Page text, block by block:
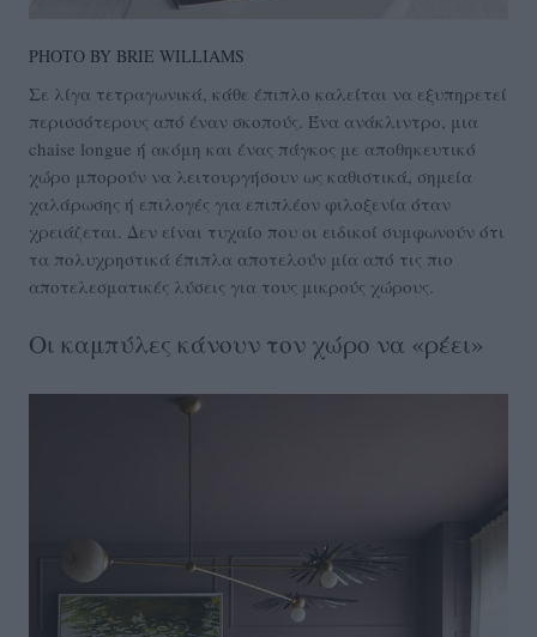
PHOTO BY BRIE WILLIAMS
Σε λίγα τετραγωνικά, κάθε έπιπλο καλείται να εξυπηρετεί
περισσότερους από έναν σκοπούς. Ένα ανάκλιντρο, μια
chaise longue ή ακόμη και ένας πάγκος με αποθηκευτικό
χώρο μπορούν να λειτουργήσουν ως καθιστικά, σημεία
χαλάρωσης ή επιλογές για επιπλέον φιλοξενία όταν
χρειάζεται. Δεν είναι τυχαίο που οι ειδικοί συμφωνούν ότι
τα πολυχρηστικά έπιπλα αποτελούν μία από τις πιο
αποτελεσματικές λύσεις για τους μικρούς χώρους.
Οι καμπύλες κάνουν τον χώρο να «ρέει»